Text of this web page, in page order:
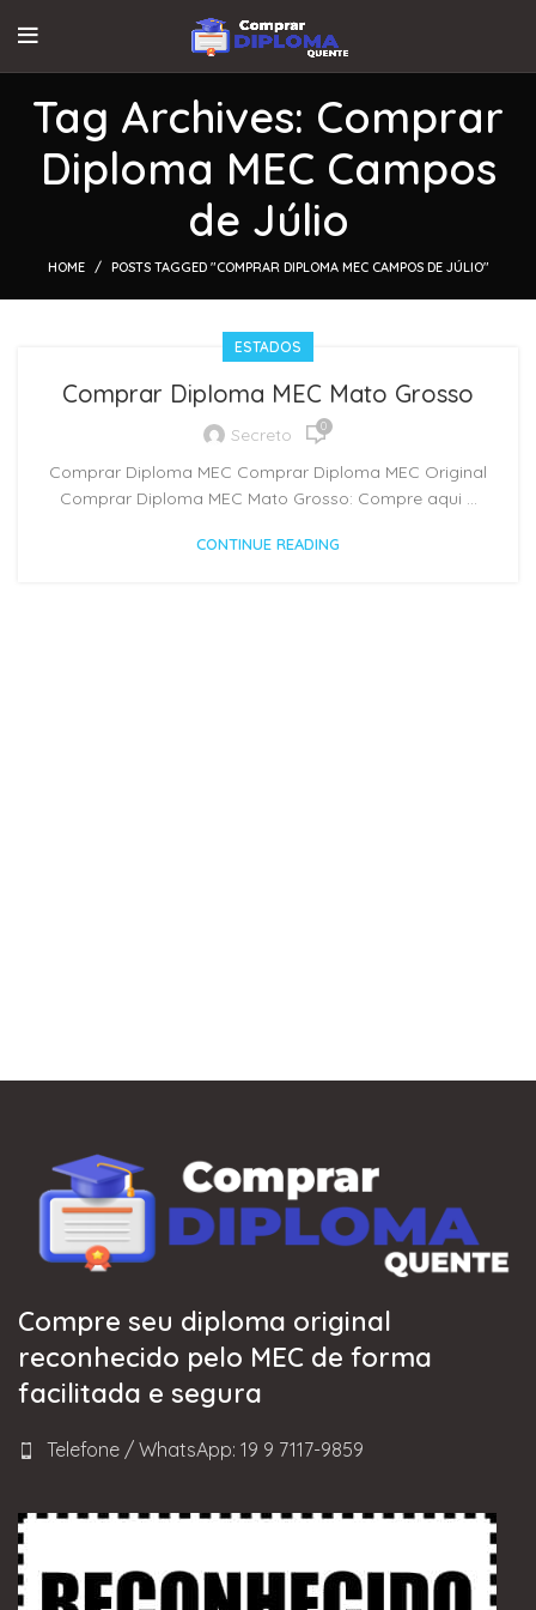
Tag Archives: Comprar
Diploma MEC Campos
de Júlio
HOME POSTS TAGGED "COMPRAR DIPLOMA MEC CAMPOS DE JÚLIO"
ESTADOS
Comprar Diploma MEC Mato Grosso
Secreto 0
Comprar Diploma MEC Comprar Diploma MEC Original
Comprar Diploma MEC Mato Grosso: Compre aqui ...
CONTINUE READING
Compre seu diploma original
reconhecido pelo MEC de forma
facilitada e segura
Telefone / WhatsApp: 19 9 7117-9859